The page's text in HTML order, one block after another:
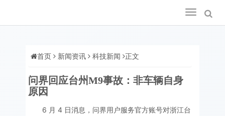
Toggle
navigation
首页 新闻资讯 科技新闻 正文
问界回应台州M9事故：非车辆自身
原因
6 月 4 日消息，问界用户服务官方账号对浙江台